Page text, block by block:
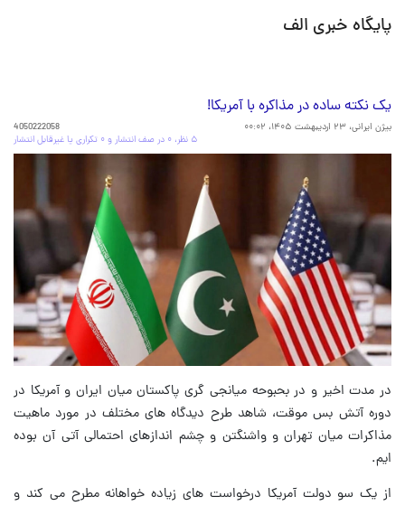
پایگاه خبری الف
یک نکته ساده در مذاکره با آمریکا!
بیژن ایرانی، ۲۳ اردیبهشت ۱۴۰۵، ۰۰:۰۲
4050222058
۵ نظر، ۰ در صف انتشار و ۰ تکراری یا غیرقابل انتشار
در مدت اخیر و در بحبوحه میانجی گری پاکستان میان ایران و آمریکا در
دوره آتش بس موقت، شاهد طرح دیدگاه های مختلف در مورد ماهیت
مذاکرات میان تهران و واشنگتن و چشم اندازهای احتمالی آتی آن بوده
ایم.
از یک سو دولت آمریکا درخواست های زیاده خواهانه مطرح می کند و